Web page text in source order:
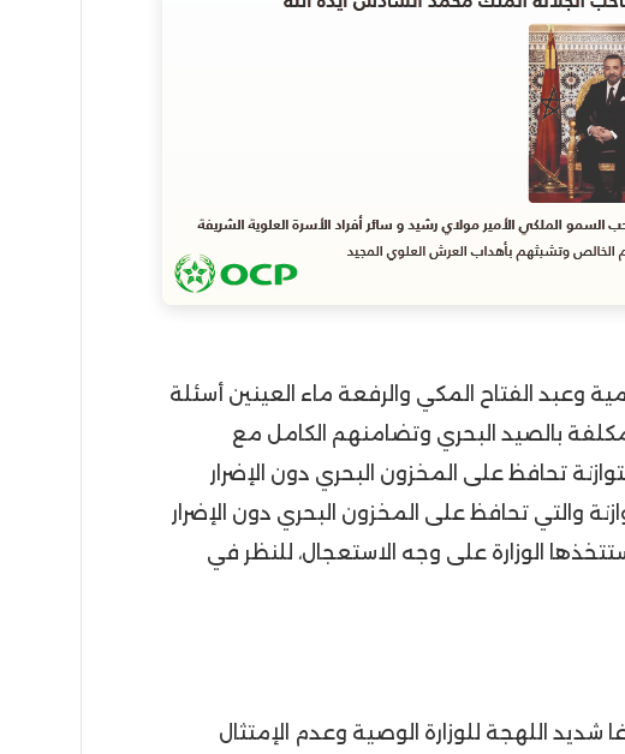
وعبد الفتاح المكي والرفعة ماء العينين أسئلة
بالصيد البحري وتضامنهم الكامل مع
تحافظ على المخزون البحري دون الإضرار
والتي تحافظ على المخزون البحري دون الإضرار
الوزارة على وجه الاستعجال، للنظر في
شديد اللهجة للوزارة الوصية وعدم الإمتثال